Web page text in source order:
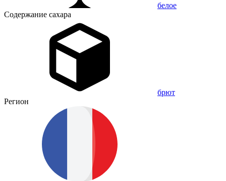
белое
Содержание сахара
брют
Регион